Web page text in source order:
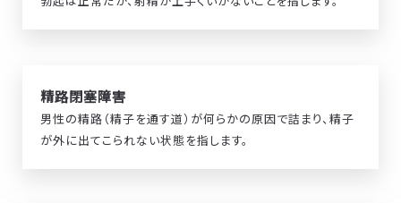
精路閉塞障害
男性の精路（精子を通す道）が何らかの原因で詰まり、精子
が外に出てこられない状態を指します。